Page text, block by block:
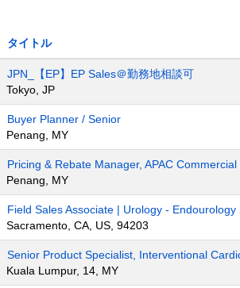
タイトル
JPN_【EP】EP Sales＠勤務地相談可
Tokyo, JP
Buyer Planner / Senior
Penang, MY
Pricing & Rebate Manager, APAC
Penang, MY
Field Sales Associate | Urology -
Sacramento, CA, US, 94203
Senior Product Specialist, Interventional
Kuala Lumpur, 14, MY